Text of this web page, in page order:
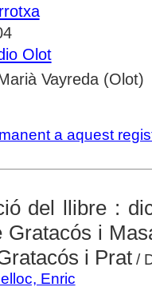
Olot
Vayreda (Olot)
a aquest
del llibre :
Gratacós i
i Prat/
Enric